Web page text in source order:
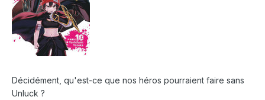
Décidément, qu'est-ce que nos héros pourraient faire sans
Unluck ?